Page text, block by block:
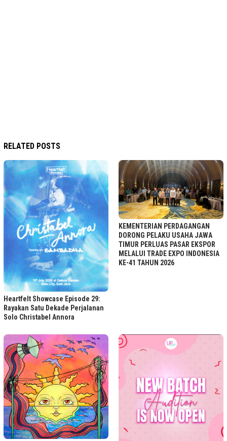
RELATED POSTS
Heartfelt Showcase Episode 29:
Rayakan Satu Dekade Perjalanan
Solo Christabel Annora
KEMENTERIAN PERDAGANGAN
DORONG PELAKU USAHA JAWA
TIMUR PERLUAS PASAR EKSPOR
MELALUI TRADE EXPO INDONESIA
KE-41 TAHUN 2026